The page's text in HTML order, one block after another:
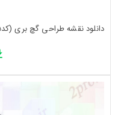
دانلود نقشه طراحی گچ بری (کد31045)